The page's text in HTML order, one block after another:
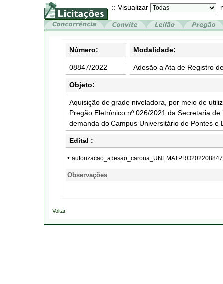
:: Visualizar
Número: Modalidade:
08847/2022 Adesão a Ata de Registro
Objeto:
Aquisição de grade niveladora, por meio de
Pregão Eletrônico nº 026/2021 da Secretaria
demanda do Campus Universitário de Pontes e
Edital :
• autorizacao_adesao_carona_UNEMATPRO202208847
Observações
Voltar